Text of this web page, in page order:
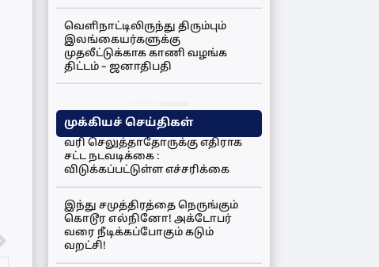
வெளிநாட்டிலிருந்து திரும்பும்
இலங்கையர்களுக்கு
முதலீட்டுக்காக காணி வழங்க
திட்டம் – ஜனாதிபதி
முக்கியச் செய்திகள்
வரி செலுத்தாதோருக்கு எதிராக
சட்ட நடவடிக்கை :
விடுக்கப்பட்டுள்ள எச்சரிக்கை
இந்து சமுத்திரத்தை நெருங்கும்
கொடூர எல்நினோ! அக்டோபர்
வரை நீடிக்கப்போகும் கடும்
வறட்சி!